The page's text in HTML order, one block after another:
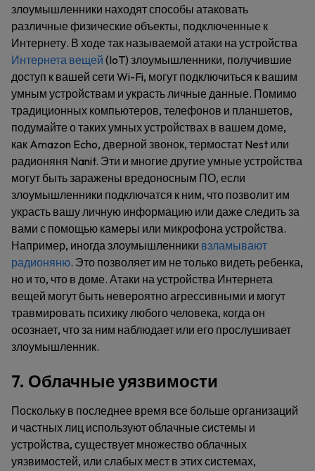
злоумышленники находят способы атаковать
различные физические объекты, подключенные к
Интернету. В ходе так называемой атаки на устройства
Интернета вещей (IoT) злоумышленники, получившие
доступ к вашей сети Wi-Fi, могут подключиться к вашим
умным устройствам и украсть личные данные. Помимо
традиционных компьютеров, телефонов и планшетов,
подумайте о таких умных устройствах в вашем доме,
как Amazon Echo, дверной звонок, термостат Nest или
радионяня Nanit. Эти и многие другие умные устройства
могут быть заражены вредоносным ПО, если
злоумышленники подключатся к ним, что позволит им
украсть вашу личную информацию или даже следить за
вами с помощью камеры или микрофона устройства.
Например, иногда злоумышленники взламывают
радионяню. Это позволяет им не только видеть ребенка,
но и то, что в доме. Атаки на устройства Интернета
вещей могут быть невероятно агрессивными и могут
травмировать психику любого человека, когда он
осознает, что за ним наблюдает или его прослушивает
злоумышленник.
7. Облачные уязвимости
Поскольку в последнее время все больше организаций
и частных лиц используют облачные системы и
устройства, существует множество облачных
уязвимостей, или слабых мест в этих системах,